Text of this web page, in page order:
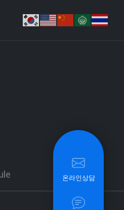
온라인상담